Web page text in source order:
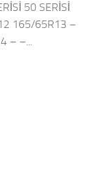
50 SERİSİ
165/65R13 –
– –...